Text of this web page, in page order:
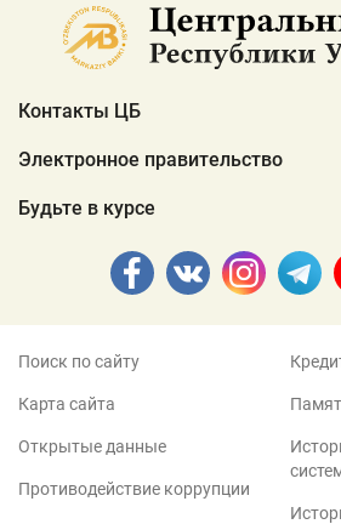
Контакты ЦБ
Электронное правительство
Будьте в курсе
Поиск по сайту
Карта сайта
Открытые данные
Противодействие коррупции